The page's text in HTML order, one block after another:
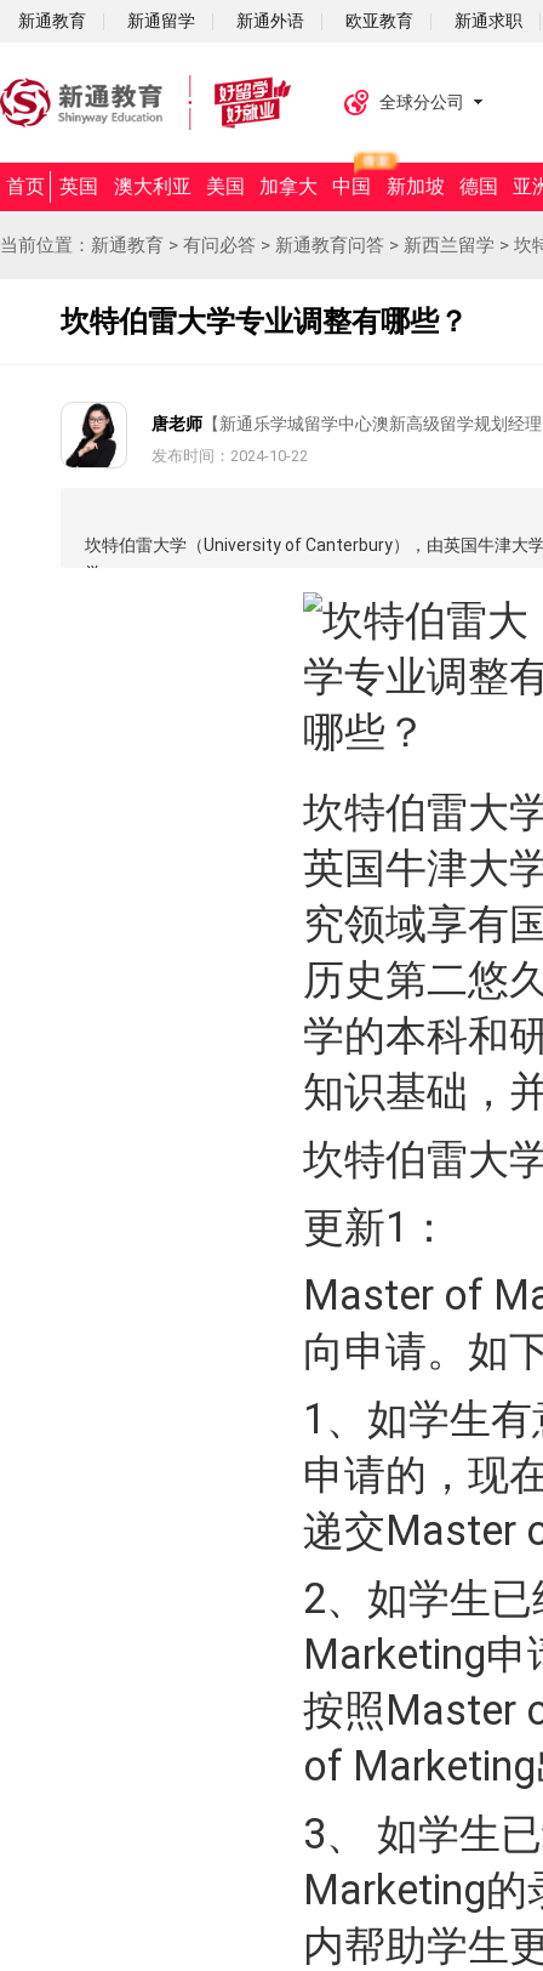
新通教育 新通留学 新通外语 欧亚教育 新通求职
全球分公司
首页 英国 澳大利亚 美国 加拿大 中国 新加坡 德国 亚
当前位置： 新通教育 > 有问必答 > 新通教育问答 > 新西兰留学 > 坎
坎特伯雷大学专业调整有哪些？
唐老师 【新通乐学城留学中心澳新高级留学规划经
发布时间：2024-10-22
坎特伯雷大学（University of Canterbury），由英国牛津大
学。
坎特伯雷大
英国牛津大
究领域享有
历史第二悠
学的本科和
知识基础，
坎特伯雷大
更新1：
Master of
向申请。如
1、如学生
申请的，现
递交Master
2、如学生
Marketing申
按照Master
of
3、 如学生
Marketing的
内帮助学生